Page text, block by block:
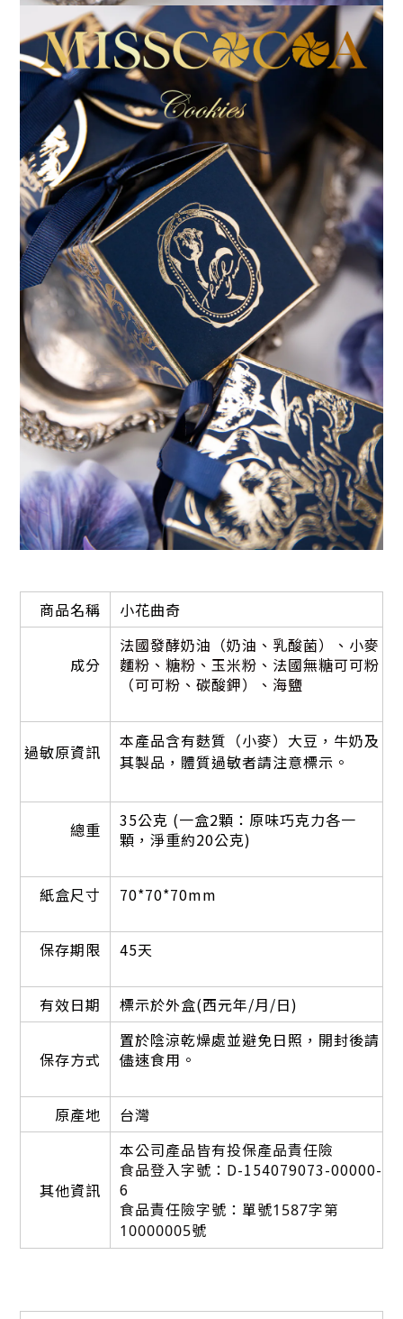
商品名稱 小花曲奇
成分
法國發酵奶油（奶油、乳酸菌）、小麥
麵粉、糖粉、玉米粉、法國無糖可可粉
（可可粉、碳酸鉀）、海鹽
過敏原資訊
本產品含有麩質（小麥）大豆，牛奶及
其製品，體質過敏者請注意標示。
總重
35公克 (一盒2顆：原味巧克力各一
顆，淨重約20公克)
紙盒尺寸 70*70*70mm
保存期限 45天
有效日期 標示於外盒(西元年/月/日)
保存方式
置於陰涼乾燥處並避免日照，開封後請
儘速食用。
原產地 台灣
其他資訊
本公司產品皆有投保產品責任險
食品登入字號：D-154079073-00000-
6
食品責任險字號： 單號1587字第
10000005號